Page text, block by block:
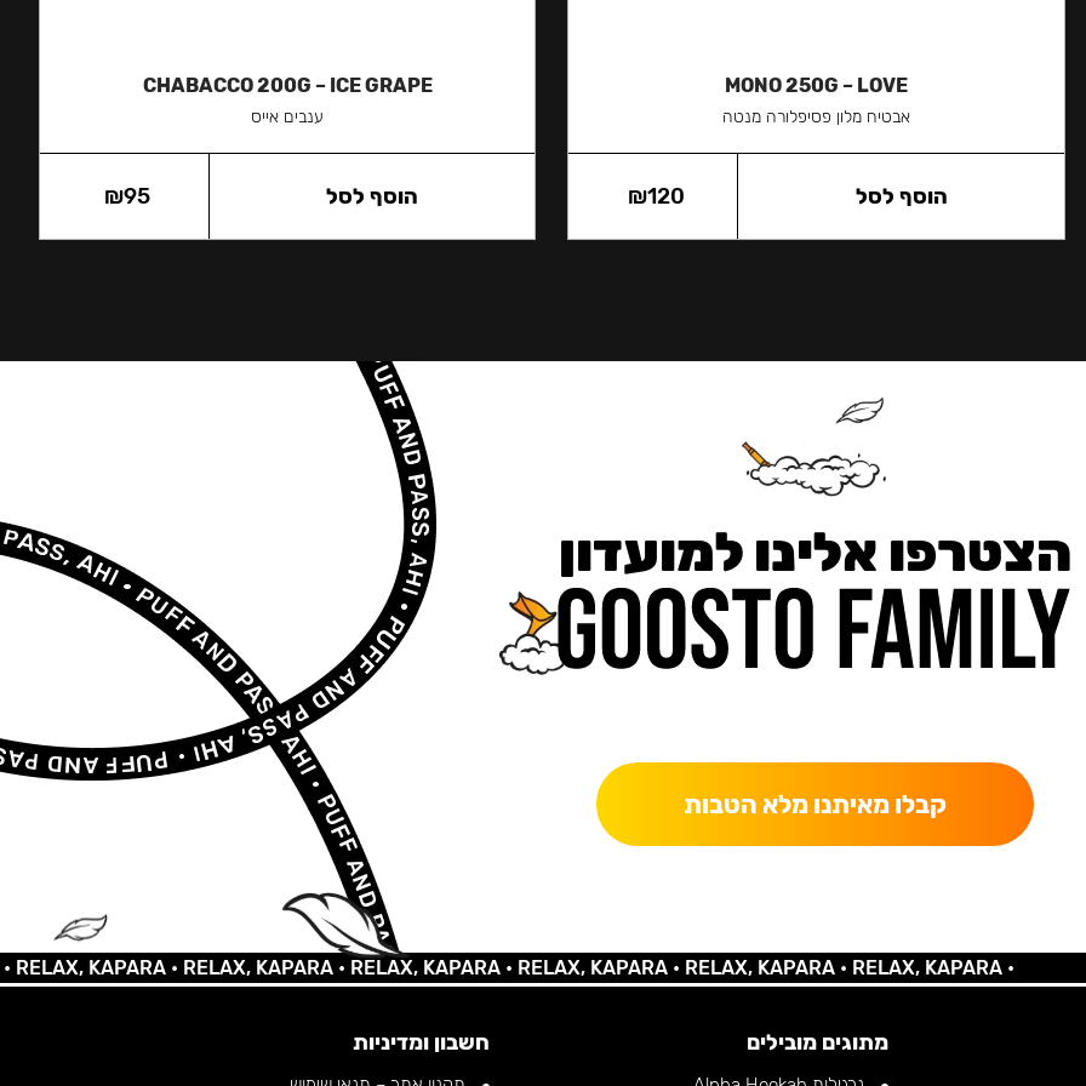
MONO 250G – LOVE
אבטיח מלון פסיפלורה מנטה
₪120 הוסף לסל
CHABACCO 200G – ICE GRAPE
ענבים אייס
₪95 הוסף לסל
הצטרפו אלינו למועדון
קבלו מאיתנו מלא הטבות
KAPARA •RELAX, KAPARA •RELAX, KAPARA •RELAX, KAPARA •RELAX, KAPARA •RELAX, KAPARA •
מתוגים מובילים חשבון ומדיניות